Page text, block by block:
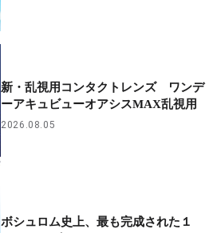
新・乱視用コンタクトレンズ ワンデ
ーアキュビューオアシスMAX乱視用
2026.08.05
ボシュロム史上、最も完成された１